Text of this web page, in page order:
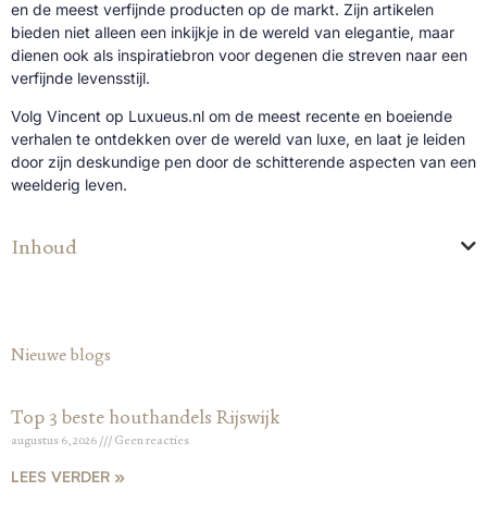
en de meest verfijnde producten op de markt. Zijn artikelen
bieden niet alleen een inkijkje in de wereld van elegantie, maar
dienen ook als inspiratiebron voor degenen die streven naar een
verfijnde levensstijl.
Volg Vincent op Luxueus.nl om de meest recente en boeiende
verhalen te ontdekken over de wereld van luxe, en laat je leiden
door zijn deskundige pen door de schitterende aspecten van een
weelderig leven.
Inhoud
Nieuwe blogs
Top 3 beste houthandels Rijswijk
augustus 6, 2026 Geen reacties
LEES VERDER »